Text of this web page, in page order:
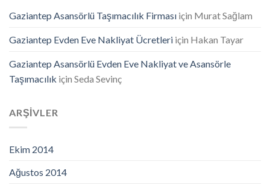
Gaziantep Asansörlü Taşımacılık Firması için Murat Sağlam
Gaziantep Evden Eve Nakliyat Ücretleri için Hakan Tayar
Gaziantep Asansörlü Evden Eve Nakliyat ve Asansörle
Taşımacılık için Seda Sevinç
ARŞIVLER
Ekim 2014
Ağustos 2014